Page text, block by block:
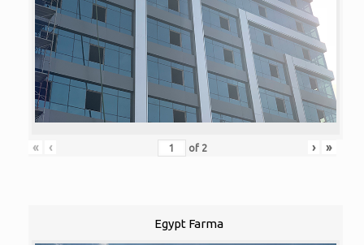
« ‹ of 2 › »
Egypt Farma